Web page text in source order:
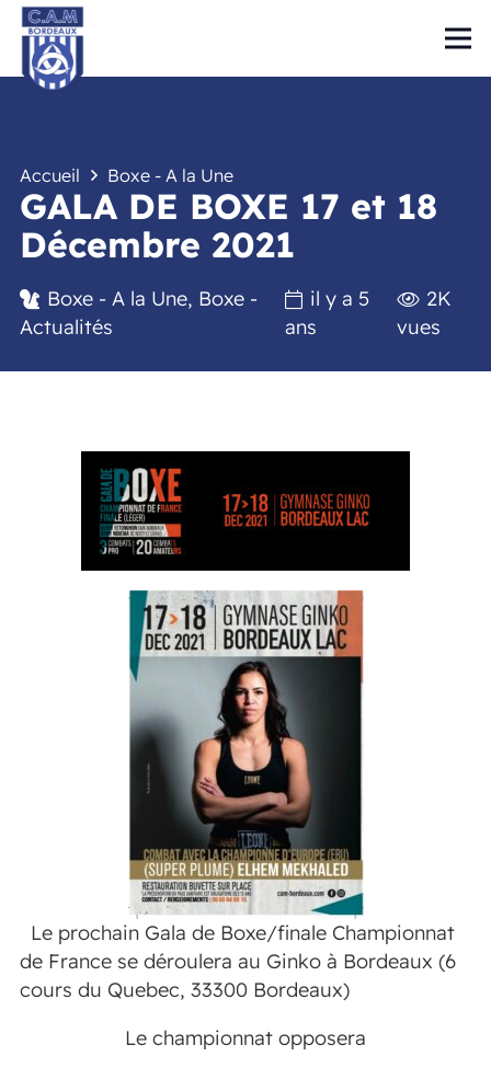
Accueil Boxe - A la Une
GALA DE BOXE 17 et 18
Décembre 2021
Boxe - A la Une, Boxe -
Actualités
il y a 5
ans
2K
vues
Le prochain Gala de Boxe/finale Championnat
de France se déroulera au Ginko à Bordeaux (6
cours du Quebec, 33300 Bordeaux)
Le championnat opposera